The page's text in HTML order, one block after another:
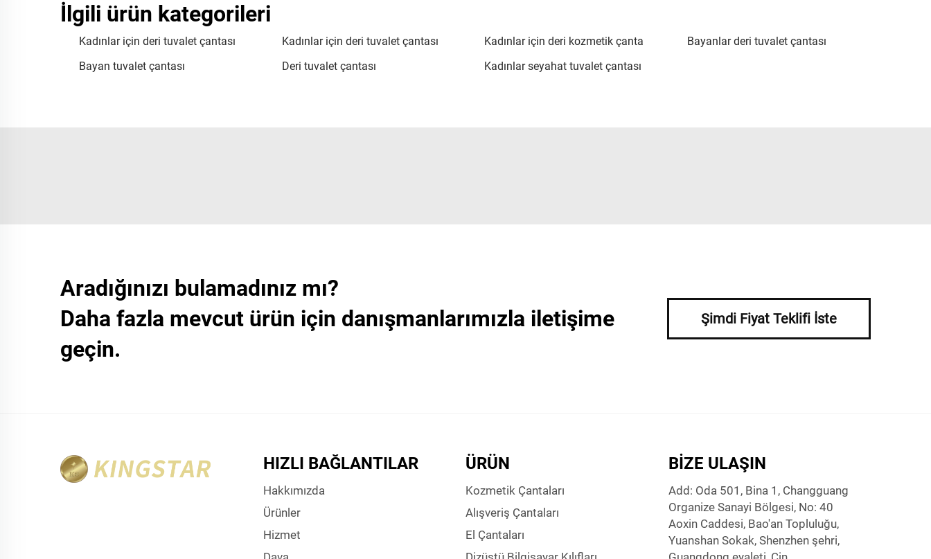
İlgili ürün kategorileri
Kadınlar için deri tuvalet çantası Kadınlar için deri tuvalet çantası Kadınlar için deri kozmetik çanta
Bayanlar deri tuvalet çantası
Bayan tuvalet çantası
Deri tuvalet çantası Kadınlar seyahat tuvalet çantası
Aradığınızı bulamadınız mı?
Daha fazla mevcut ürün için danışmanlarımızla iletişime
geçin.
Şimdi Fiyat Teklifi İste
HIZLI BAĞLANTILAR
Hakkımızda
Ürünler
Hizmet
ÜRÜN
Kozmetik Çantaları
Alışveriş Çantaları
El Çantaları
BIZE ULAŞIN
Add: Oda 501, Bina 1, Changguang
Organize Sanayi Bölgesi, No: 40
Aoxin Caddesi, Bao'an Topluluğu,
Yuanshan Sokak, Shenzhen şehri,